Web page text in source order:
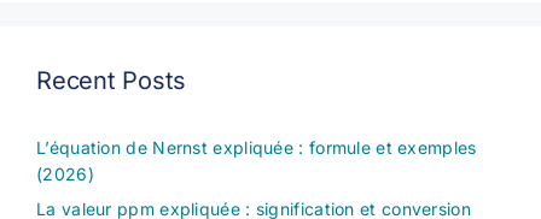
Recent Posts
L’équation de Nernst expliquée : formule et exemples
(2026)
La valeur ppm expliquée : signification et conversion